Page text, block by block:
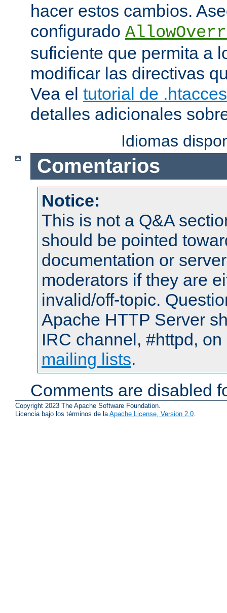
hacer estos cambios.
configurado
suficiente que permita a
modificar las directivas
Vea el tutorial de
detalles adicionales
Idiomas
Comentarios
Notice:
This is not a Q&A
should be pointed
documentation or
moderators if they are
invalid/off-topic.
Apache HTTP Server
IRC channel, #httpd,
mailing lists.
Comments are disabled
Copyright 2023 The Apache Software Foundation.
Licencia bajo los términos de laApache License, Version 2.0.